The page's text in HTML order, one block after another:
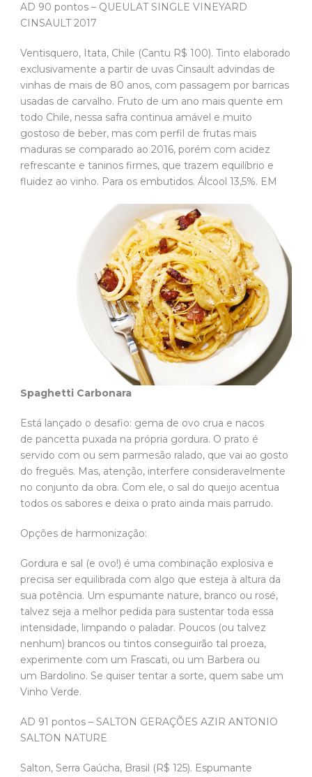
AD 90 pontos – QUEULAT SINGLE VINEYARD
CINSAULT 2017
Ventisquero, Itata, Chile (Cantu R$ 100). Tinto elaborado
exclusivamente a partir de uvas Cinsault advindas de
vinhas de mais de 80 anos, com passagem por barricas
usadas de carvalho. Fruto de um ano mais quente em
todo Chile, nessa safra continua amável e muito
gostoso de beber, mas com perfil de frutas mais
maduras se comparado ao 2016, porém com acidez
refrescante e taninos firmes, que trazem equilíbrio e
fluidez ao vinho. Para os embutidos. Álcool 13,5%. EM
Spaghetti Carbonara
Está lançado o desafio: gema de ovo crua e nacos
de pancetta puxada na própria gordura. O prato é
servido com ou sem parmesão ralado, que vai ao gosto
do freguês. Mas, atenção, interfere consideravelmente
no conjunto da obra. Com ele, o sal do queijo acentua
todos os sabores e deixa o prato ainda mais parrudo.
Opções de harmonização:
Gordura e sal (e ovo!) é uma combinação explosiva e
precisa ser equilibrada com algo que esteja à altura da
sua potência. Um espumante nature, branco ou rosé,
talvez seja a melhor pedida para sustentar toda essa
intensidade, limpando o paladar. Poucos (ou talvez
nenhum) brancos ou tintos conseguirão tal proeza,
experimente com um Frascati, ou um Barbera ou
um Bardolino. Se quiser tentar a sorte, quem sabe um
Vinho Verde.
AD 91 pontos – SALTON GERAÇÕES AZIR ANTONIO
SALTON NATURE
Salton, Serra Gaúcha, Brasil (R$ 125). Espumante